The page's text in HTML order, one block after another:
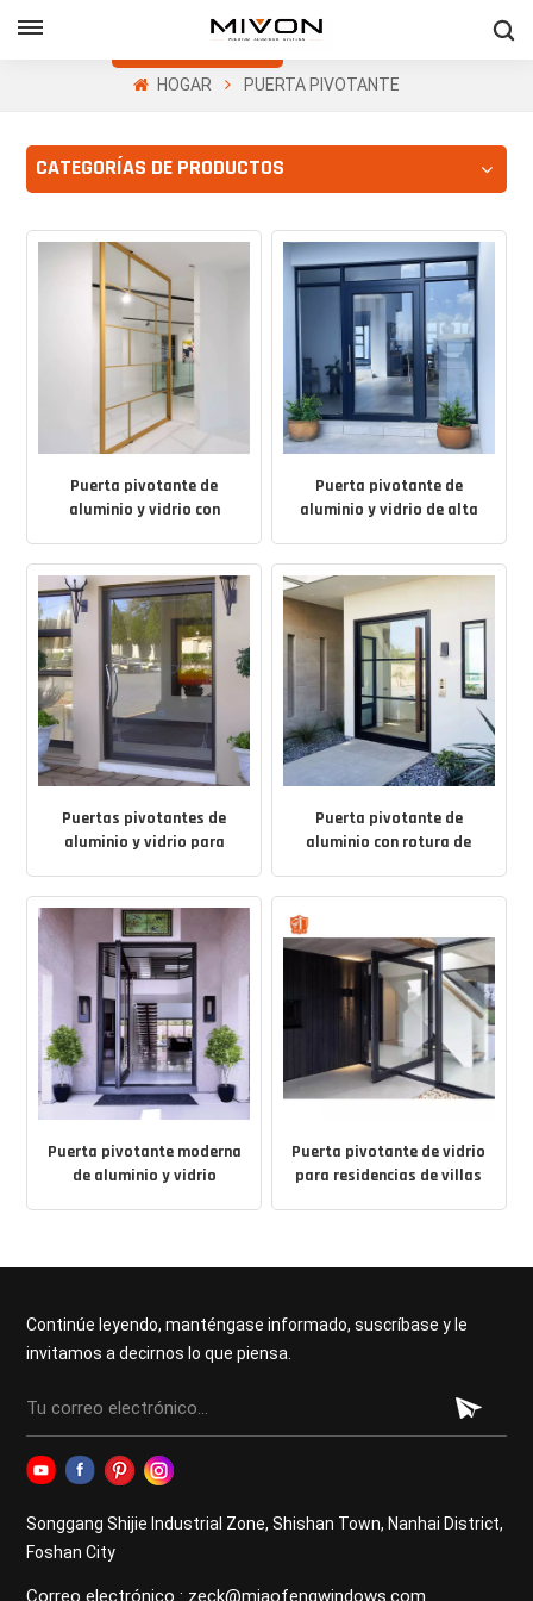
Obtenga Una
Cotización Gratis
HOGAR PUERTA PIVOTANTE
CATEGORÍAS DE PRODUCTOS
Puerta pivotante de
aluminio y vidrio con
Puerta pivotante de
aluminio y vidrio de alta
Puertas pivotantes de
aluminio y vidrio para
Puerta pivotante de
aluminio con rotura de
Puerta pivotante moderna
de aluminio y vidrio
Puerta pivotante de vidrio
para residencias de villas
Continúe leyendo, manténgase informado, suscríbase y le
invitamos a decirnos lo que piensa.
Songgang Shijie Industrial Zone, Shishan Town, Nanhai District,
Foshan City
Correo electrónico : zeck@miaofengwindows.com